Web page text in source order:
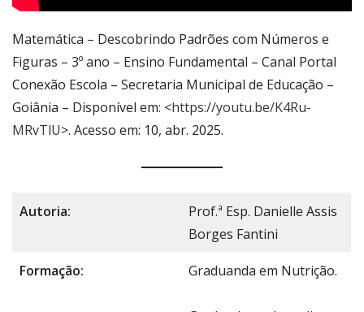
Matemática – Descobrindo Padrões com Números e
Figuras – 3º ano – Ensino Fundamental – Canal Portal
Conexão Escola – Secretaria Municipal de Educação –
Goiânia – Disponível em: <https://youtu.be/K4Ru-
MRvTlU>. Acesso em: 10, abr. 2025.
Autoria:
Prof.ª Esp. Danielle Assis
Borges Fantini
Formação: Graduanda em Nutrição.